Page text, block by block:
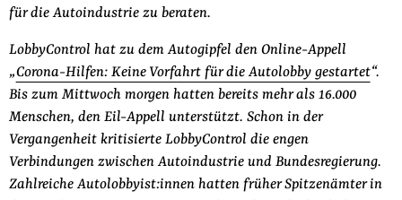
für die Autoindustrie zu beraten.
LobbyControl hat zu dem Autogipfel den Online-Appell
„Corona-Hilfen: Keine Vorfahrt für die Autolobby gestartet“.
Bis zum Mittwoch morgen hatten bereits mehr als 16.000
Menschen, den Eil-Appell unterstützt. Schon in der
Vergangenheit kritisierte LobbyControl die engen
Verbindungen zwischen Autoindustrie und Bundesregierung.
Zahlreiche Autolobbyist:innen hatten früher Spitzenämter in